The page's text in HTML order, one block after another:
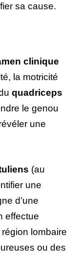
sa cause.
clinique
la motricité
quadriceps
le genou
une
(au
une
d’une
effectue
lombaire
ou des